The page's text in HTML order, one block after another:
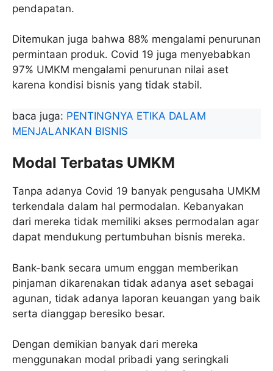
pendapatan.
Ditemukan juga bahwa 88% mengalami penurunan
permintaan produk. Covid 19 juga menyebabkan
97% UMKM mengalami penurunan nilai aset
karena kondisi bisnis yang tidak stabil.
baca juga: PENTINGNYA ETIKA DALAM
MENJALANKAN BISNIS
Modal Terbatas UMKM
Tanpa adanya Covid 19 banyak pengusaha UMKM
terkendala dalam hal permodalan. Kebanyakan
dari mereka tidak memiliki akses permodalan agar
dapat mendukung pertumbuhan bisnis mereka.
Bank-bank secara umum enggan memberikan
pinjaman dikarenakan tidak adanya aset sebagai
agunan, tidak adanya laporan keuangan yang baik
serta dianggap beresiko besar.
Dengan demikian banyak dari mereka
menggunakan modal pribadi yang seringkali